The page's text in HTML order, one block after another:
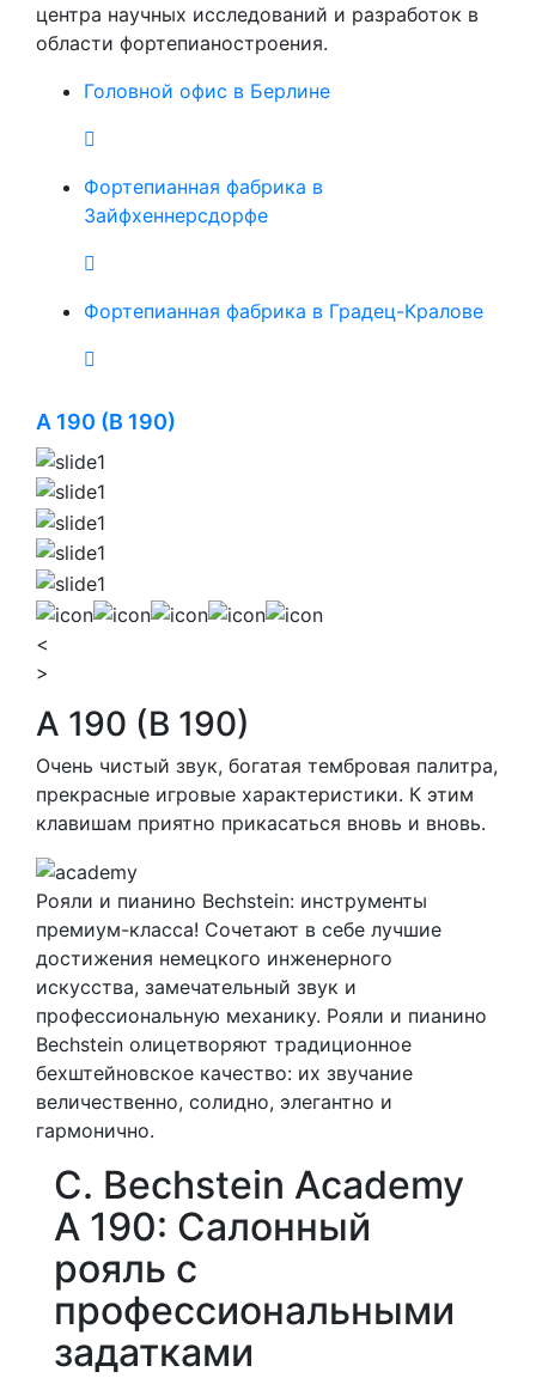
центра научных исследований и разработок в
области фортепианостроения.
Головной офис в Берлине
Фортепианная фабрика в
Зайфхеннерсдорфе
Фортепианная фабрика в Градец-Кралове
A 190 (B 190)
<
>
A 190 (B 190)
Очень чистый звук, богатая тембровая палитра,
прекрасные игровые характеристики. К этим
клавишам приятно прикасаться вновь и вновь.
Рояли и пианино Bechstein: инструменты
премиум-класса! Сочетают в себе лучшие
достижения немецкого инженерного
искусства, замечательный звук и
профессиональную механику. Рояли и пианино
Bechstein олицетворяют традиционное
бехштейновское качество: их звучание
величественно, солидно, элегантно и
гармонично.
C. Bechstein Academy
A 190: Салонный
рояль с
профессиональными
задатками